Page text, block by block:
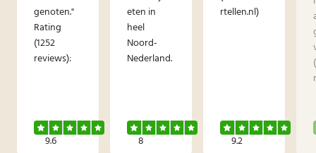
genoten."
Rating
(1252
reviews):
9.6
eten in
heel
Noord-
Nederland.
8
rtellen.nl)
9.2